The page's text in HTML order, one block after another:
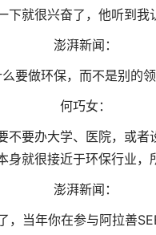
就很兴奋了，他听到我
澎湃新闻：
要做环保，而不是别的领
何巧女：
要办大学、医院，或
就很接近于环保行业，
澎湃新闻：
当年你在参与阿拉善